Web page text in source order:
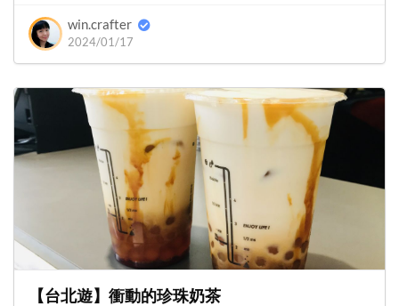
win.crafter
2024/01/17
【台北遊】衝動的珍珠奶茶